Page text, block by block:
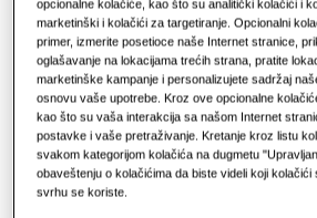
Rešenja za klimatizaciju
Komande
Prednosti toplotne pumpe
Šta je klima-uređaj i kako on
funkcioniše?
REŠENJA ZA POSLOVNI
KAPACITET: 2.2KW
opcionalne kolačiće, kao što su analitički kolačići i
marketinški i kolačići za targetiranje. Opcionalni
primer, izmerite posetioce naše Internet stranice,
oglašavanje na lokacijama trećih strana, pratite
marketinške kampanje i personalizujete sadržaj
osnovu vaše upotrebe. Kroz ove opcionalne
kao što su vaša interakcija sa našom Internet
postavke i vaše pretraživanje. Kretanje kroz listu
svakom kategorijom kolačića na dugmetu
obaveštenju o kolačićima da biste videli koji kolačići
svrhu se koriste.